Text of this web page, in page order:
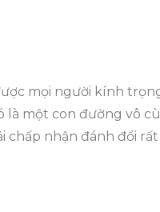
mọi người kính
một con đường vô
nhận đánh đổi